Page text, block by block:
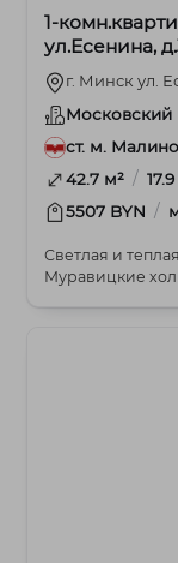
1-
ул.Есенина,
г. Минск ул.
Московский
ст. м.
42.7 м² /
5507 BYN /
Светлая и
Муравицкие